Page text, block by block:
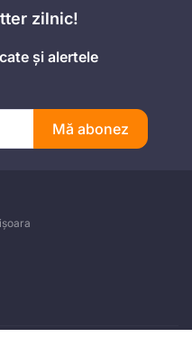
zilnic!
și alertele
Mă abonez